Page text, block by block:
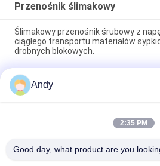
Przenośnik ślimakowy
Ślimakowy przenośnik śrubowy z
ciągłego transportu materiałów
drobnych blokowych.
Ślimakowy przenośnik śrubowy z
ciągłego transportu materiałów
drobnych blokowych.
Ślimakowy przenośnik śrubowy to
transportowa wykorzystująca
Andy
2:35 PM
Good day, what product are you